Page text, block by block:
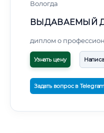
Вологда
ВЫДАВАЕМЫЙ
диплом о
Узнать цену
Задать вопрос в Telegram